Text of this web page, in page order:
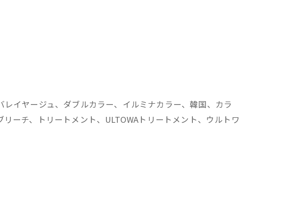
イヤージュ、ダブルカラー、イルミナカラー、韓国、カラ
ーチ、トリートメント、ULTOWAトリートメント、ウルトワ